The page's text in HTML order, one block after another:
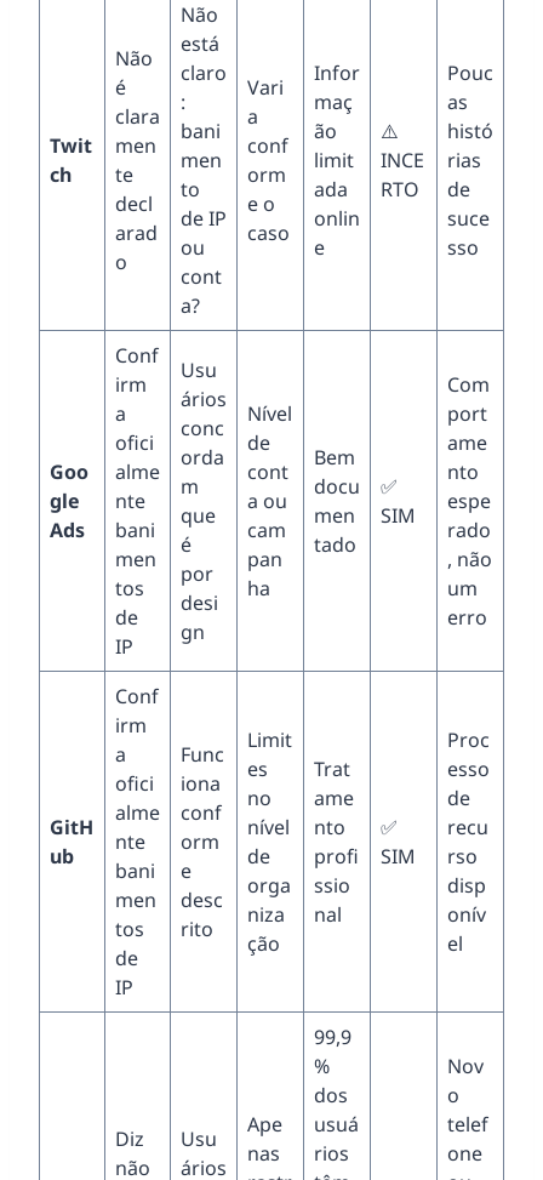
Twit
ch
Não
é
clara
men
te
decl
arad
o
Não
está
claro
:
bani
men
to
de IP
ou
cont
a?
Vari
a
conf
orm
e o
caso
Infor
maç
ão
limit
ada
onlin
e
⚠️
INCE
RTO
Pouc
as
histó
rias
de
suce
sso
Goo
gle
Ads
Conf
irm
a
ofici
alme
nte
bani
men
tos
de
IP
Usu
ários
conc
orda
m
que
é
por
desi
gn
Nível
de
cont
a ou
cam
pan
ha
Bem
docu
men
tado
✅
SIM
Com
port
ame
nto
espe
rado
, não
um
erro
GitH
ub
Conf
irm
a
ofici
alme
nte
bani
men
tos
de
IP
Func
iona
conf
orm
e
desc
rito
Limit
es
no
nível
de
orga
niza
ção
Trat
ame
nto
profi
ssio
nal
✅
SIM
Proc
esso
de
recu
rso
disp
onív
el
Diz
não
Usu
ários
Ape
nas
99,9
%
dos
usuá
rios
Nov
o
telef
one